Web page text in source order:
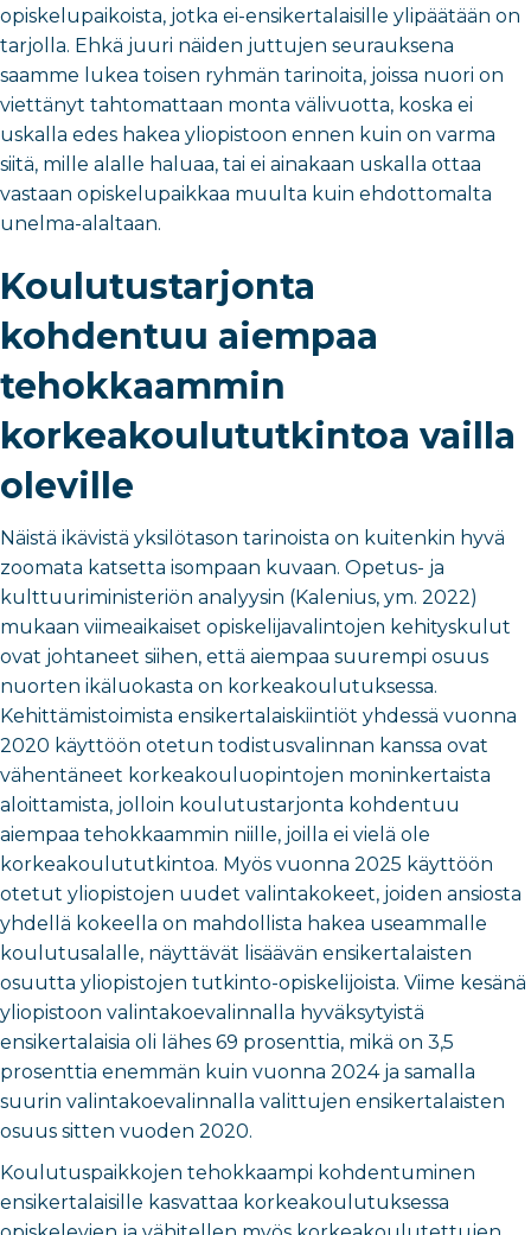
opiskelupaikoista, jotka ei-ensikertalaisille ylipäätään on
tarjolla. Ehkä juuri näiden juttujen seurauksena
saamme lukea toisen ryhmän tarinoita, joissa nuori on
viettänyt tahtomattaan monta välivuotta, koska ei
uskalla edes hakea yliopistoon ennen kuin on varma
siitä, mille alalle haluaa, tai ei ainakaan uskalla ottaa
vastaan opiskelupaikkaa muulta kuin ehdottomalta
unelma-alaltaan.
Koulutustarjonta
kohdentuu aiempaa
tehokkaammin
korkeakoulututkintoa vailla
oleville
Näistä ikävistä yksilötason tarinoista on kuitenkin hyvä
zoomata katsetta isompaan kuvaan. Opetus- ja
kulttuuriministeriön analyysin (Kalenius, ym. 2022)
mukaan viimeaikaiset opiskelijavalintojen kehityskulut
ovat johtaneet siihen, että aiempaa suurempi osuus
nuorten ikäluokasta on korkeakoulutuksessa.
Kehittämistoimista ensikertalaiskiintiöt yhdessä vuonna
2020 käyttöön otetun todistusvalinnan kanssa ovat
vähentäneet korkeakouluopintojen moninkertaista
aloittamista, jolloin koulutustarjonta kohdentuu
aiempaa tehokkaammin niille, joilla ei vielä ole
korkeakoulututkintoa. Myös vuonna 2025 käyttöön
otetut yliopistojen uudet valintakokeet, joiden ansiosta
yhdellä kokeella on mahdollista hakea useammalle
koulutusalalle, näyttävät lisäävän ensikertalaisten
osuutta yliopistojen tutkinto-opiskelijoista. Viime kesänä
yliopistoon valintakoevalinnalla hyväksytyistä
ensikertalaisia oli lähes 69 prosenttia, mikä on 3,5
prosenttia enemmän kuin vuonna 2024 ja samalla
suurin valintakoevalinnalla valittujen ensikertalaisten
osuus sitten vuoden 2020.
Koulutuspaikkojen tehokkaampi kohdentuminen
ensikertalaisille kasvattaa korkeakoulutuksessa